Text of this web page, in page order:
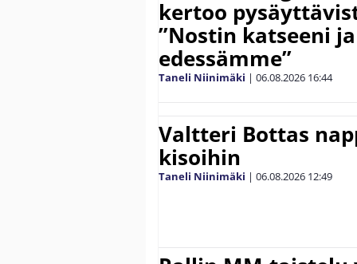
kertoo
”Nostin katseeni
edessämme”
Taneli Niinimäki | 06.08.2026 16:44
Valtteri Bottas
kisoihin
Taneli Niinimäki | 06.08.2026 12:49